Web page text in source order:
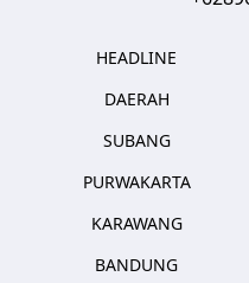
HEADLINE
DAERAH
SUBANG
PURWAKARTA
KARAWANG
BANDUNG